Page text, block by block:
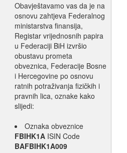
Obavještavamo vas da je na
osnovu zahtjeva Federalnog
ministarstva finansija,
Registar vrijednosnih papira
u Federaciji BiH izvršio
obustavu prometa
obveznica, Federacije Bosne
i Hercegovine po osnovu
ratnih potraživanja fizičkih i
pravnih lica, oznake kako
slijedi:
Oznaka obveznice
FBIHK1A ISIN Code
BAFBIHK1A009